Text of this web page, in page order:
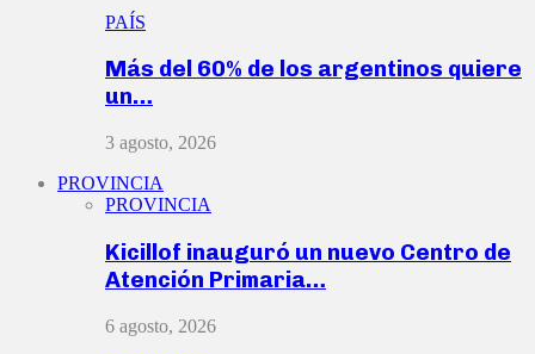
PAÍS
Más del 60% de los argentinos quiere
un…
3 agosto, 2026
PROVINCIA
PROVINCIA
Kicillof inauguró un nuevo Centro de
Atención Primaria…
6 agosto, 2026